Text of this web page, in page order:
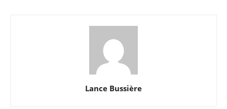
Lance Bussière